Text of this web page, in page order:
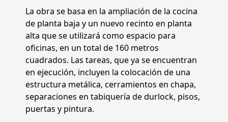
La obra se basa en la ampliación de la cocina
de planta baja y un nuevo recinto en planta
alta que se utilizará como espacio para
oficinas, en un total de 160 metros
cuadrados. Las tareas, que ya se encuentran
en ejecución, incluyen la colocación de una
estructura metálica, cerramientos en chapa,
separaciones en tabiquería de durlock, pisos,
puertas y pintura.